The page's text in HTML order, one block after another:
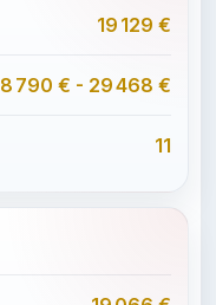
19 129 €
8 790 € - 29 468 €
11